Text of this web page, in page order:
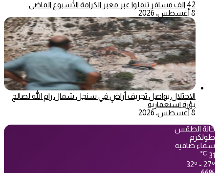
42 الف مسافر تنقلوا عبر معبر الكرامة الأسبوع الماضي
8 أغسطس، 2026
الاحتلال يواصل تجريف أراضٍ في سنجل شمال رام الله لصالح
بؤرة استعمارية
8 أغسطس، 2026
حالة الطقس
طولكرم
سماء صافية
31
℃
32º - 27º